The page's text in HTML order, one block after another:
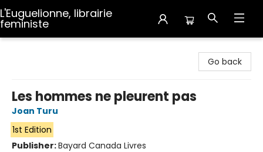
L'Euguelionne, librairie
feministe
Go back
Les hommes ne pleurent pas
Joan Turu
1st Edition
Publisher:Bayard Canada Livres